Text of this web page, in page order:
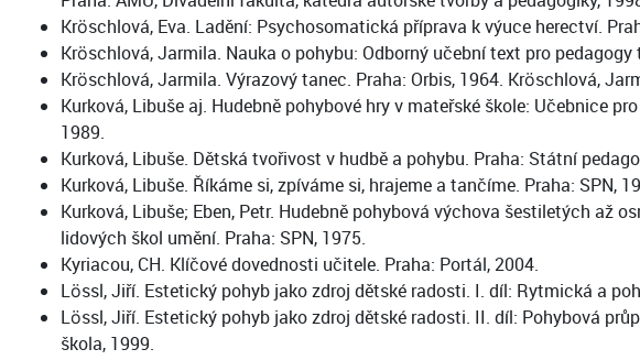
Kröschlová, Eva. Ladění: Psychosomatická příprava k výuce herectví.
Kröschlová, Jarmila. Nauka o pohybu: Odborný učební text pro
Kröschlová, Jarmila. Výrazový tanec. Praha: Orbis, 1964. Kröschlová,
Kurková, Libuše aj. Hudebně pohybové hry v mateřské škole: Učebnice
1989.
Kurková, Libuše. Dětská tvořivost v hudbě a pohybu. Praha: Státní
Kurková, Libuše. Říkáme si, zpíváme si, hrajeme a tančíme. Praha: SPN,
Kurková, Libuše; Eben, Petr. Hudebně pohybová výchova šestiletých
lidových škol umění. Praha: SPN, 1975.
Kyriacou, CH. Klíčové dovednosti učitele. Praha: Portál, 2004.
Lössl, Jiří. Estetický pohyb jako zdroj dětské radosti. I. díl: Rytmická a
Lössl, Jiří. Estetický pohyb jako zdroj dětské radosti. II. díl: Pohybová
škola, 1999.